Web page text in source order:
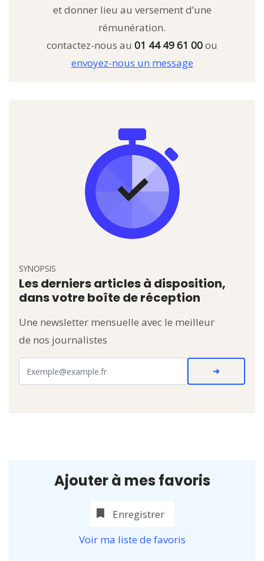
Ajouter à mes favoris
Enregistrer
Voir ma liste de favoris
et donner lieu au versement d’une
rémunération.
contactez-nous au 01 44 49 61 00ou
envoyez-nous un message
SYNOPSIS
Les derniers articles à disposition,
dans votre boîte de réception
Une newsletter mensuelle avec le meilleur
de nos journalistes